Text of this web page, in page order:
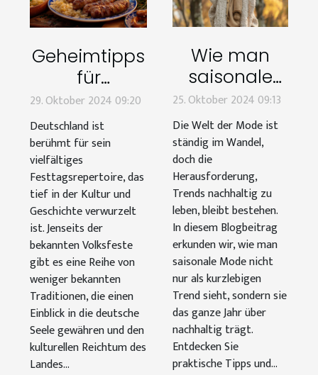
Geheimtipps
für
traditionelle
deutsche
Festlichkeiten
und ihre
Bedeutung
29. Oktober 2024 09:20
Deutschland ist
berühmt für sein
vielfältiges
Festtagsrepertoire, das
tief in der Kultur und
Geschichte verwurzelt
ist. Jenseits der
bekannten Volksfeste
gibt es eine Reihe von
weniger bekannten
Traditionen, die einen
Einblick in die deutsche
Seele gewähren und den
kulturellen Reichtum des
Landes...
Wie man
saisonale
Mode das
ganze Jahr
über
nachhaltig
trägt
25. Oktober 2024 09:13
Die Welt der Mode ist
ständig im Wandel,
doch die
Herausforderung,
Trends nachhaltig zu
leben, bleibt bestehen.
In diesem Blogbeitrag
erkunden wir, wie man
saisonale Mode nicht
nur als kurzlebigen
Trend sieht, sondern sie
das ganze Jahr über
nachhaltig trägt.
Entdecken Sie
praktische Tipps und...